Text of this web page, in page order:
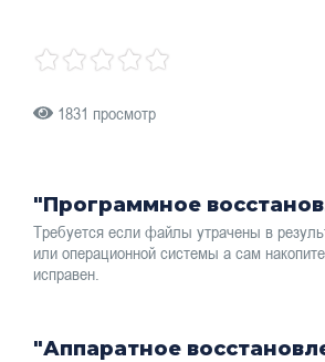
1831 просмотр
"Программное
Требуется если файлы утрачены в
или операционной системы а сам
исправен.
"Аппаратное